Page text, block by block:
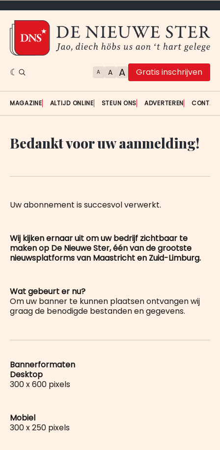
A A A Gratis inschrijven
MAGAZINE ALTIJD ONLINE STEUN ONS ADVERTEREN
Bedankt voor uw aanmelding!
Uw abonnement is succesvol verwerkt.
Wij kijken ernaar uit om uw bedrijf zichtbaar te
maken op De Nieuwe Ster, één van de grootste
nieuwsplatforms van Maastricht en Zuid-Limburg.
Wat gebeurt er nu?
Om uw banner te kunnen plaatsen ontvangen wij
graag de benodigde bestanden en gegevens.
Bannerformaten
Desktop
300 x 600 pixels
Mobiel
300 x 250 pixels